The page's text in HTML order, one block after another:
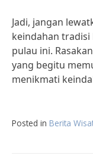
Jadi, jangan
keindahan
pulau ini.
yang begitu
menikmati
Posted in Berita